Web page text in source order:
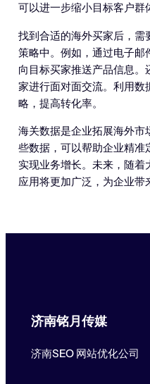
可以进一步缩小目标客户群
找到合适的海外买家后，需
策略中。例如，通过电子邮
向目标买家推送产品信息
家进行面对面交流。利用
略，提高转化率。
海关数据是企业拓展海外
些数据，可以帮助企业精准
实现业务增长。未来，随着
应用将更加广泛，为企业带
济南铭月传媒
济南SEO 网站优化公司